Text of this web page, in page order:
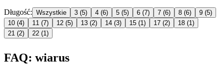
Długość: Wszystkie 3 (5) 4 (6) 5 (5) 6 (7) 7 (6) 8 (6) 9 (5)
10 (4) 11 (7) 12 (5) 13 (2) 14 (3) 15 (1) 17 (2) 18 (1)
21 (2) 22 (1)
FAQ: wiarus